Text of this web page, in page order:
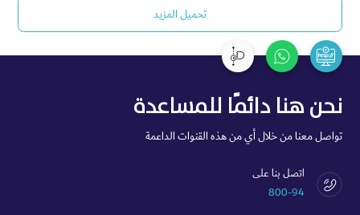
تحميل المزيد‎
نحن هنا دائمًا للمساعدة
تواصل معنا من خلال أي من هذه القنوات الداعمة
اتصل بنا على
800-94